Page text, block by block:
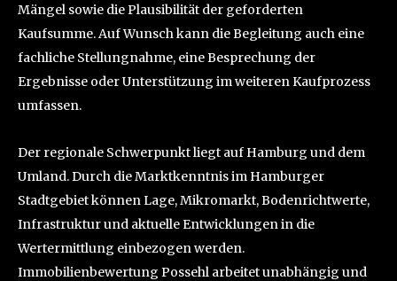
Mängel sowie die Plausibilität der geforderten
Kaufsumme. Auf Wunsch kann die Begleitung auch eine
fachliche Stellungnahme, eine Besprechung der
Ergebnisse oder Unterstützung im weiteren Kaufprozess
umfassen.
Der regionale Schwerpunkt liegt auf Hamburg und dem
Umland. Durch die Marktkenntnis im Hamburger
Stadtgebiet können Lage, Mikromarkt, Bodenrichtwerte,
Infrastruktur und aktuelle Entwicklungen in die
Wertermittlung einbezogen werden.
Immobilienbewertung Possehl arbeitet unabhängig und